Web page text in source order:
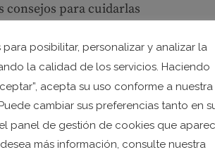
consejos para cuidarlas
luz indirecta y
empiece a secarse.
posibilitar, personalizar y analizar la
la calidad de los servicios. Haciendo
acepta su uso conforme a nuestra
cambiar sus preferencias tanto en
panel de gestión de cookies que
más información, consulte nuestra